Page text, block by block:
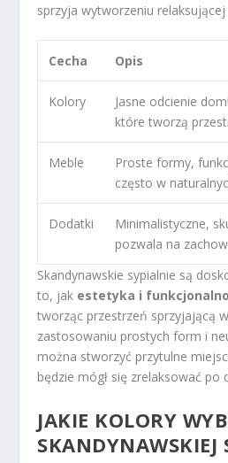
sprzyja wytworzeniu
Cecha Opis
Kolory
Jasne odcienie
które tworzą
Meble
Proste formy,
często w
Dodatki
Minimalistyczne,
pozwala na
Skandynawskie sypialnie są
to, jak estetyka i
tworząc przestrzeń sprzyjającą
zastosowaniu prostych form i
można stworzyć przytulne
będzie mógł się zrelaksować po
JAKIE KOLORY
SKANDYNAWSKIEJ